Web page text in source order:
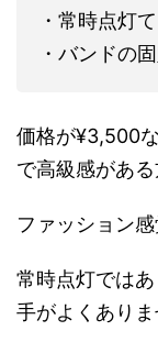
・常時点灯
・バンドの
価格が¥3,500
で高級感がある
ファッション
常時点灯では
手がよくありま